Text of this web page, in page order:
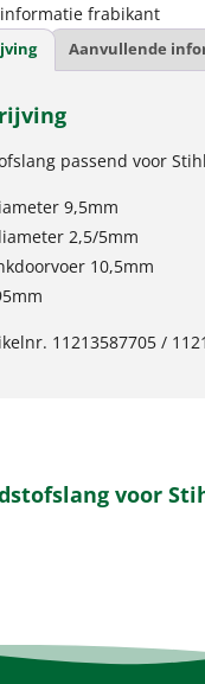
frabikant
Aanvullende
passend voor
9,5mm
2,5/5mm
10,5mm
11213587705 /
voor